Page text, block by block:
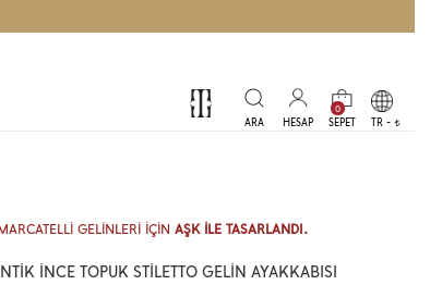
0
TR - t
MARCATELLİ GELİNLERİ İÇİNAŞK İLE TASARLANDI.
İNCE TOPUK STİLETTO GELİN AYAKKABISI